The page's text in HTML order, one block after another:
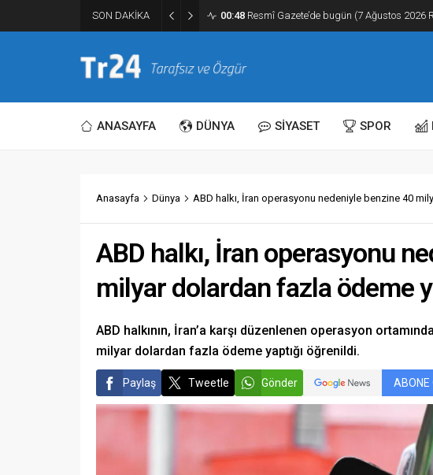
SON DAKİKA 00:48 Resmî Gazete’de bugün (7 Ağustos 2026
ANASAYFA DÜNYA SİYASET SPOR
Anasayfa Dünya ABD halkı, İran operasyonu nedeniyle benzine 40
ABD halkı, İran operasyonu
milyar dolardan fazla ödeme
ABD halkının, İran’a karşı düzenlenen operasyon
milyar dolardan fazla ödeme yaptığı öğrenildi.
Paylaş Tweetle Gönder ABONE